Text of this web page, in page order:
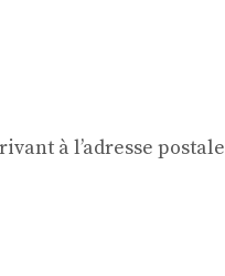
à l’adresse postale